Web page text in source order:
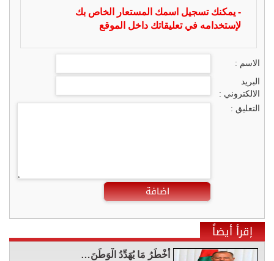
- يمكنك تسجيل اسمك المستعار الخاص بك
لإستخدامه في تعليقاتك داخل الموقع
الاسم :
البريد
الالكتروني :
التعليق :
اضافة
إقرأ أيضاً
أَخْطَرُ مَا يُهَدِّدُ الْوَطَنَ…